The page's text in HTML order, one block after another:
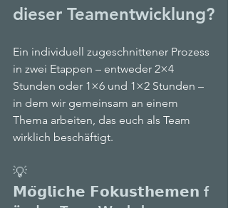
dieser Teamentwicklung?
Ein individuell zugeschnittener Prozess
in zwei Etappen – entweder 2×4
Stunden oder 1×6 und 1×2 Stunden –
in dem wir gemeinsam an einem
Thema arbeiten, das euch als Team
wirklich beschäftigt.
💡
𝗠𝗼̈𝗴𝗹𝗶𝗰𝗵𝗲 𝗙𝗼𝗸𝘂𝘀𝘁𝗵𝗲𝗺𝗲𝗻 f